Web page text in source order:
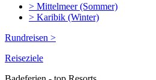
> Mittelmeer (Sommer)
> Karibik (Winter)
Rundreisen >
Reiseziele